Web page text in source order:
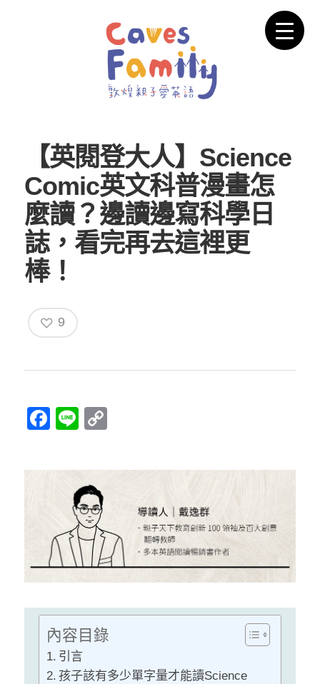
【英閱登大人】Science
Comic英文科普漫畫怎
麼讀？邊讀邊寫科學日
誌，看完再去這裡更
棒！
9
Facebook
Line
內容目錄
引言
孩子該有多少單字量才能讀Science